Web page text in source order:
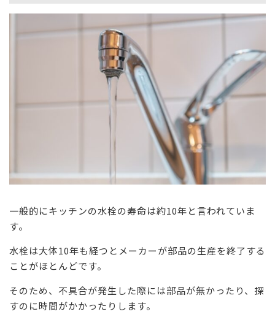
一般的にキッチンの水栓の寿命は約10年と言われていま
す。
水栓は大体10年も経つとメーカーが部品の生産を終了する
ことがほとんどです。
そのため、不具合が発生した際には部品が無かったり、探
すのに時間がかかったりします。